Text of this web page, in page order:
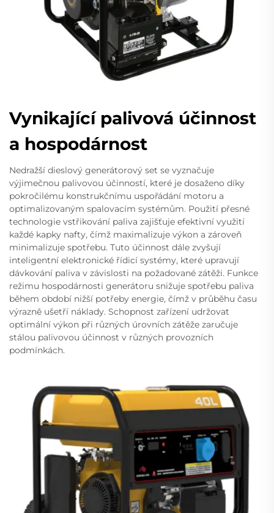
Vynikající palivová účinnost
a hospodárnost
Nedražší dieslový generátorový set se vyznačuje
výjimečnou palivovou účinností, které je dosaženo díky
pokročilému konstrukčnímu uspořádání motoru a
optimalizovaným spalovacím systémům. Použití přesné
technologie vstřikování paliva zajišťuje efektivní využití
každé kapky nafty, čímž maximalizuje výkon a zároveň
minimalizuje spotřebu. Tuto účinnost dále zvyšují
inteligentní elektronické řídicí systémy, které upravují
dávkování paliva v závislosti na požadované zátěži. Funkce
režimu hospodárnosti generátoru snižuje spotřebu paliva
během období nižší potřeby energie, čímž v průběhu času
výrazně ušetří náklady. Schopnost zařízení udržovat
optimální výkon při různých úrovních zátěže zaručuje
stálou palivovou účinnost v různých provozních
podmínkách.